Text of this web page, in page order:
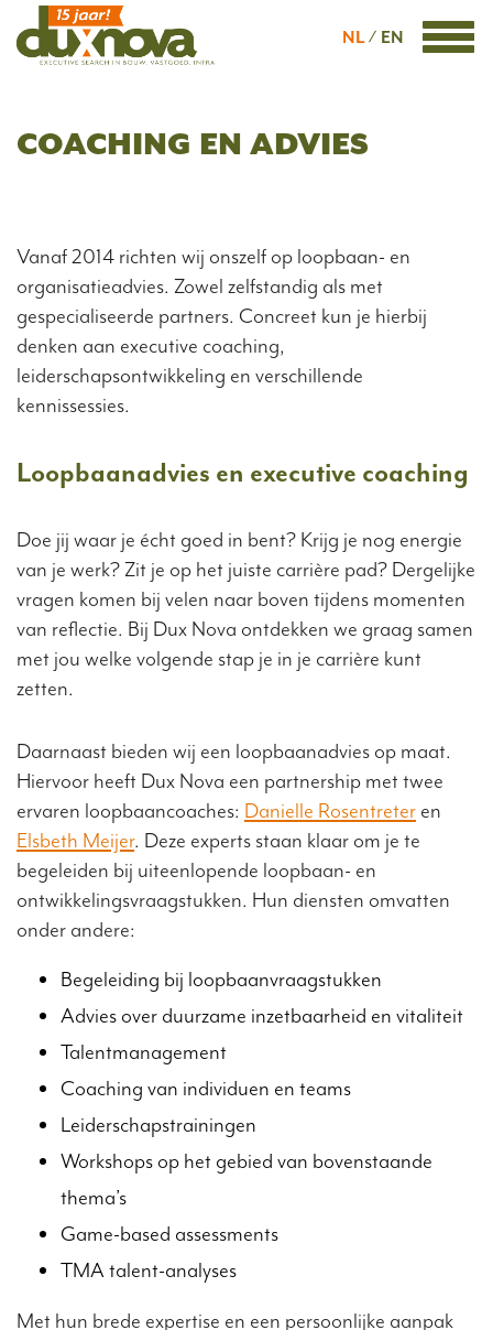
NL EN
COACHING EN ADVIES
Vanaf 2014 richten wij onszelf op loopbaan- en
organisatieadvies. Zowel zelfstandig als met
gespecialiseerde partners. Concreet kun je hierbij
denken aan executive coaching,
leiderschapsontwikkeling en verschillende
kennissessies.
Loopbaanadvies en executive coaching
Doe jij waar je écht goed in bent? Krijg je nog energie
van je werk? Zit je op het juiste carrière pad? Dergelijke
vragen komen bij velen naar boven tijdens momenten
van reflectie. Bij Dux Nova ontdekken we graag samen
met jou welke volgende stap je in je carrière kunt
zetten.
Daarnaast bieden wij een loopbaanadvies op maat.
Hiervoor heeft Dux Nova een partnership met twee
ervaren loopbaancoaches: Danielle Rosentreter en
Elsbeth Meijer. Deze experts staan klaar om je te
begeleiden bij uiteenlopende loopbaan- en
ontwikkelingsvraagstukken. Hun diensten omvatten
onder andere:
Begeleiding bij loopbaanvraagstukken
Advies over duurzame inzetbaarheid en vitaliteit
Talentmanagement
Coaching van individuen en teams
Leiderschapstrainingen
Workshops op het gebied van bovenstaande
thema’s
Game-based assessments
TMA talent-analyses
Met hun brede expertise en een persoonlijke aanpak